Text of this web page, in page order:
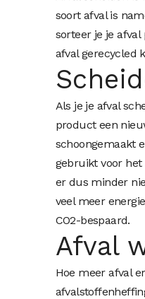
soort afval is
sorteer je je
afval gerecycled
Als je je afval
product een
schoongemaakt
gebruikt voor het
er dus minder
veel meer
CO2-bespaard.
Afval
Hoe meer afval